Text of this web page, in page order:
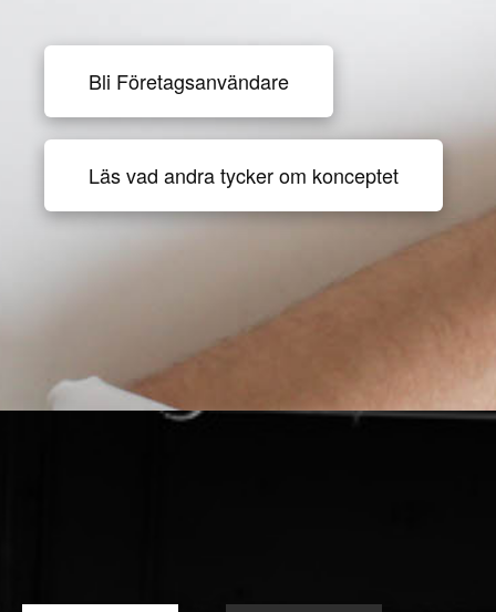
Bli Företagsanvändare
Läs vad andra tycker om konceptet